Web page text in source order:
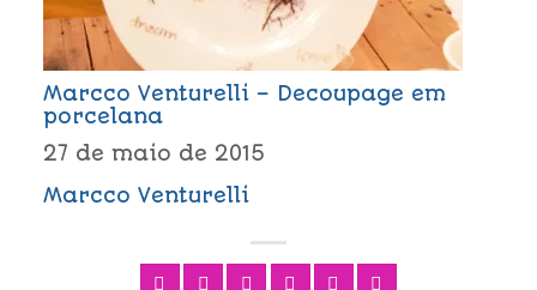
Marcco Venturelli – Decoupage em
porcelana
27 de maio de 2015
Marcco Venturelli